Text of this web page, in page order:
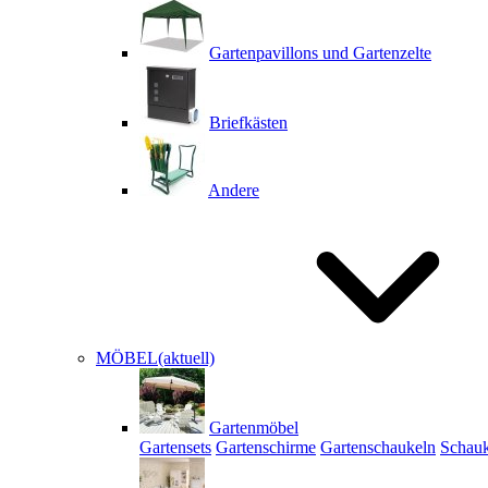
Gartenpavillons und Gartenzelte
Briefkästen
Andere
MÖBEL(aktuell)
Gartenmöbel
Gartensets Gartenschirme Gartenschaukeln